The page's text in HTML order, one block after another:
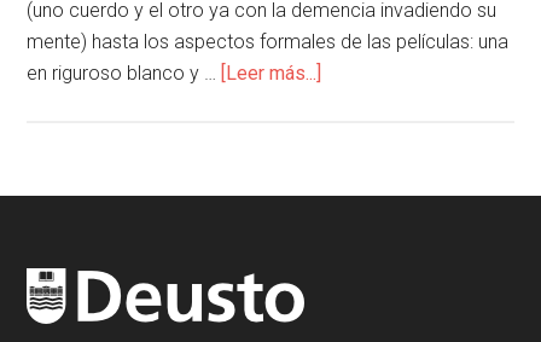
(uno cuerdo y el otro ya con la demencia invadiendo su
mente) hasta los aspectos formales de las películas: una
en riguroso blanco y … [Leer más...]